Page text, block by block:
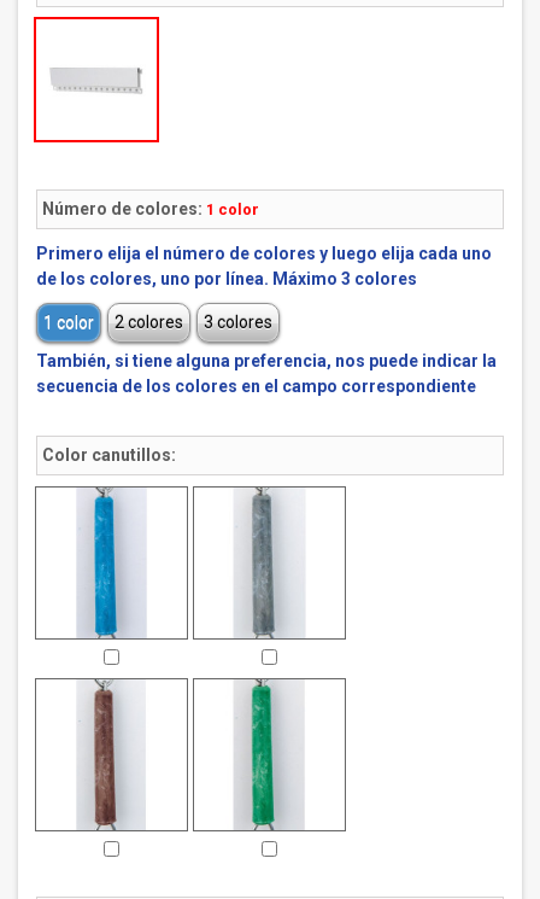
Número de colores: 1 color
Primero elija el número de colores y luego elija cada uno
de los colores, uno por línea. Máximo 3 colores
1 color 2 colores
3 colores
También, si tiene alguna preferencia, nos puede indicar la
secuencia de los colores en el campo correspondiente
Color canutillos: